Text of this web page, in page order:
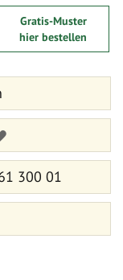
Gratis-Muster
hier bestellen
300 01